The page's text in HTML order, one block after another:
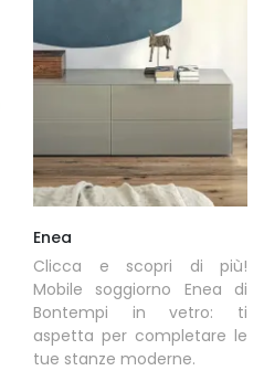
Enea
Clicca e scopri di più!
Mobile soggiorno Enea di
Bontempi in vetro: ti
aspetta per completare le
tue stanze moderne.